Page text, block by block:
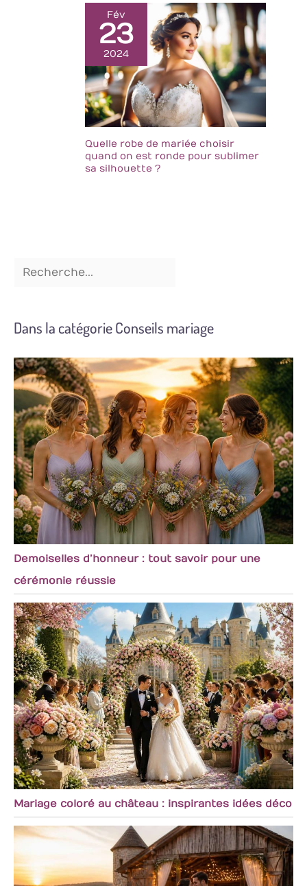
Fév
23
2024
Quelle robe de mariée choisir
quand on est ronde pour sublimer
sa silhouette ?
Dans la catégorie Conseils mariage
Demoiselles d’honneur : tout savoir pour une
cérémonie réussie
Mariage coloré au château : inspirantes idées déco